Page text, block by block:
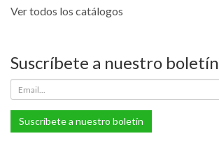
Ver todos los catálogos
Suscríbete a nuestro boletín
Suscríbete a nuestro boletín